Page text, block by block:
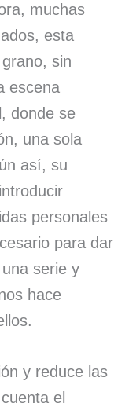
muchas
esta
sin
escena
donde se
una sola
así, su
personales
para dar
serie y
hace
y reduce las
el